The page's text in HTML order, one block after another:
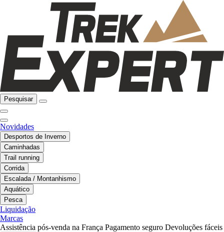
Pesquisar
Novidades
Desportos de Inverno
Caminhadas
Trail running
Corrida
Escalada / Montanhismo
Aquático
Pesca
Liquidação
Marcas
Assistência pós-venda na França Pagamento seguro Devoluções fáceis